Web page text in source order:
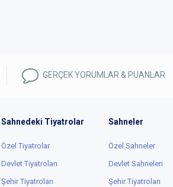
GERÇEK YORUMLAR & PUANLAR
Sahnedeki Tiyatrolar
Özel Tiyatrolar
Devlet Tiyatroları
Şehir Tiyatroları
Sahneler
Özel Sahneler
Devlet Sahneleri
Şehir Tiyatroları